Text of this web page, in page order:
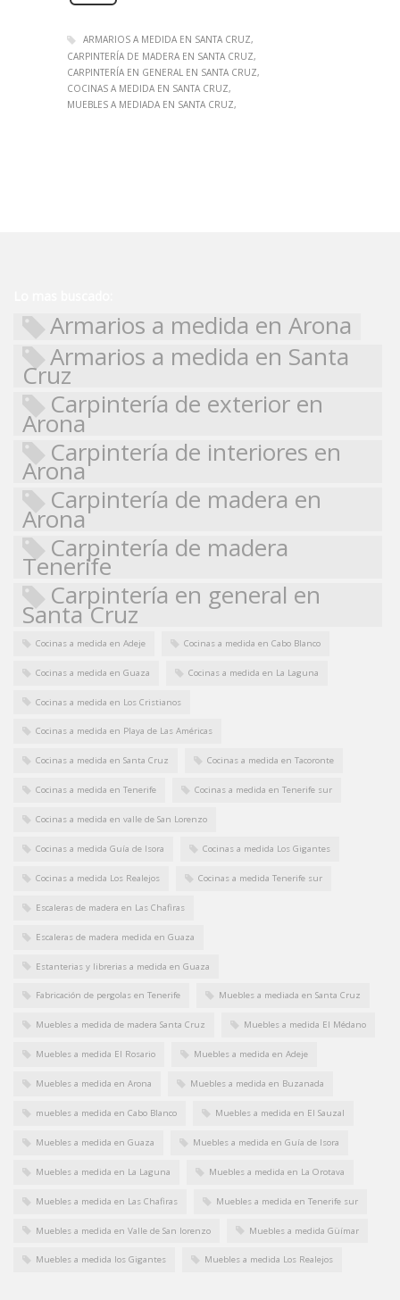
ARMARIOS A MEDIDA EN SANTA CRUZ
CARPINTERÍA DE MADERA EN SANTA CRUZ
CARPINTERÍA EN GENERAL EN SANTA CRUZ
COCINAS A MEDIDA EN SANTA CRUZ
MUEBLES A MEDIADA EN SANTA CRUZ
Armarios a medida en Arona
Armarios a medida en Santa
Cruz
Carpintería de exterior en
Arona
Carpintería de interiores en
Arona
Carpintería de madera en
Arona
Carpintería de madera
Tenerife
Carpintería en general en
Santa Cruz
Cocinas a medida en Adeje Cocinas a medida en Cabo Blanco
Cocinas a medida en Guaza Cocinas a medida en La Laguna
Cocinas a medida en Los Cristianos
Cocinas a medida en Playa de Las Américas
Cocinas a medida en Santa Cruz Cocinas a medida en Tacoronte
Cocinas a medida en Tenerife Cocinas a medida en Tenerife sur
Cocinas a medida en valle de San Lorenzo
Cocinas a medida Guía de Isora Cocinas a medida Los Gigantes
Cocinas a medida Los Realejos Cocinas a medida Tenerife sur
Escaleras de madera en Las Chafiras
Escaleras de madera medida en Guaza
Estanterias y librerias a medida en Guaza
Fabricación de pergolas en Tenerife Muebles a mediada en Santa Cruz
Muebles a medida de madera Santa Cruz Muebles a medida El Médano
Muebles a medida El Rosario Muebles a medida en Adeje
Muebles a medida en Arona Muebles a medida en Buzanada
muebles a medida en Cabo Blanco Muebles a medida en El Sauzal
Muebles a medida en Guaza Muebles a medida en Guía de Isora
Muebles a medida en La Laguna Muebles a medida en La Orotava
Muebles a medida en Las Chafiras Muebles a medida en Tenerife sur
Muebles a medida en Valle de San lorenzo Muebles a medida Güímar
Muebles a medida los Gigantes Muebles a medida Los Realejos